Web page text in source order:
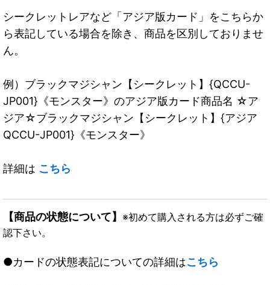
シークレットレアなど「アジア版カード」をこちらか
ら表記している場合を除き、商品を区別しておりませ
ん。
例）ブラックマジシャン【シークレット】{QCCU-
JP001}《モンスター》のアジア版カード商品名 ☆ア
ジア☆ブラックマジシャン【シークレット】{アジア
QCCU-JP001}《モンスター》
詳細は こちら
【商品の状態について】 ※初めて購入される方は必ずご確
認下さい。
●カードの状態表記についての詳細はこちら